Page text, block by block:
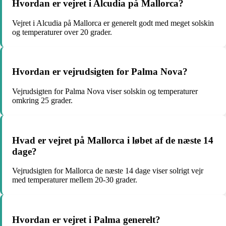
Hvordan er vejret i Alcudia på Mallorca?
Vejret i Alcudia på Mallorca er generelt godt med meget solskin
og temperaturer over 20 grader.
Hvordan er vejrudsigten for Palma Nova?
Vejrudsigten for Palma Nova viser solskin og temperaturer
omkring 25 grader.
Hvad er vejret på Mallorca i løbet af de næste 14
dage?
Vejrudsigten for Mallorca de næste 14 dage viser solrigt vejr
med temperaturer mellem 20-30 grader.
Hvordan er vejret i Palma generelt?